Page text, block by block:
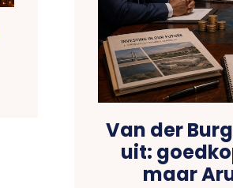
Van der
uit:
maar